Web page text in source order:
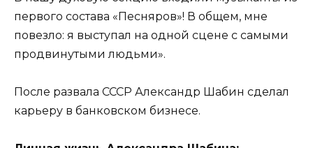
первого состава «Песняров»! В общем, мне
повезло: я выступал на одной сцене с самыми
продвинутыми людьми».
После развала СССР Александр Шабин сделал
карьеру в банковском бизнесе.